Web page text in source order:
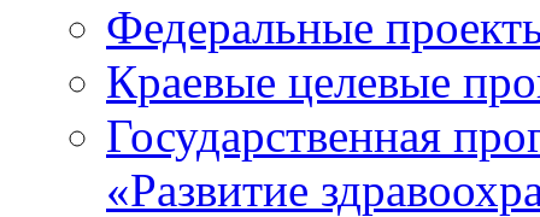
Федеральные
Краевые целевые
Государственная
«Развитие